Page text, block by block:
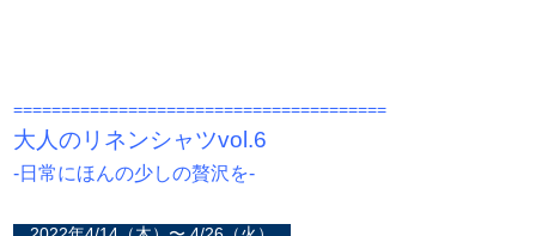
=======================================
大人のリネンシャツvol.6
-日常にほんの少しの贅沢を-